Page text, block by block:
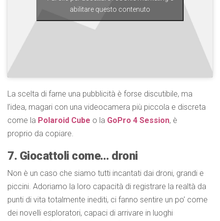
abilitare questo contenuto
La scelta di farne una pubblicità è forse discutibile, ma
l’idea, magari con una videocamera più piccola e discreta
come la Polaroid Cube o la GoPro 4 Session, è
proprio da copiare.
7. Giocattoli come… droni
Non è un caso che siamo tutti incantati dai droni, grandi e
piccini. Adoriamo la loro capacità di registrare la realtà da
punti di vita totalmente inediti, ci fanno sentire un po’ come
dei novelli esploratori, capaci di arrivare in luoghi